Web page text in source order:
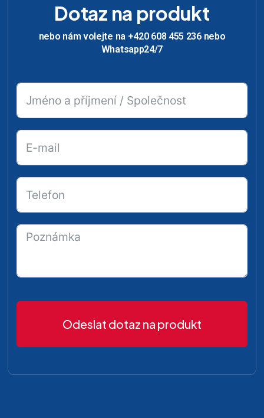
Dotaz na produkt
nebo nám volejte na +420 608 455 236 nebo
Whatsapp24/7
Odeslat dotaz na produkt